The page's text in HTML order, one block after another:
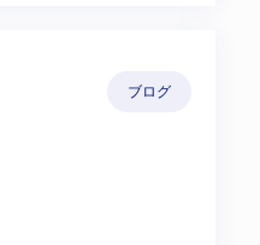
ブログ